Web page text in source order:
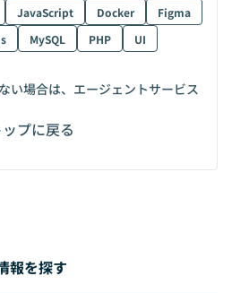
JavaScript Docker
Figma
MySQL PHP
UI
い場合は、エージェントサービス
ップに戻る
報を探す